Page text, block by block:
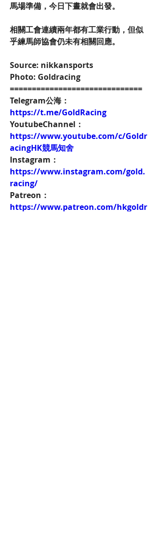
馬場準備，今日下晝就會出發。
相關工會連續兩年都有工業行動，但似
乎練馬師協會仍未有相關回應。
Source: nikkansports
Photo: Goldracing
==============================
Telegram公海：
https://t.me/GoldRacing
YoutubeChannel：
https://www.youtube.com/c/Goldr
acingHK競馬知舍
Instagram：
https://www.instagram.com/gold.
racing/
Patreon：
https://www.patreon.com/hkgoldr